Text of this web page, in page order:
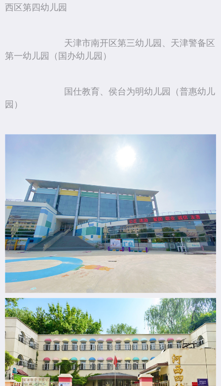
西区第四幼儿园
天津市南开区第三幼儿园、天津警备区
第一幼儿园（国办幼儿园）
国仕教育、侯台为明幼儿园（普惠幼儿
园）